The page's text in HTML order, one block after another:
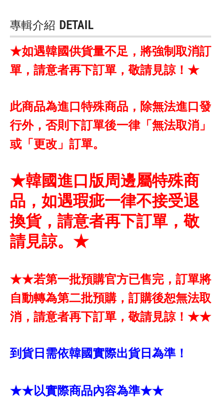
專輯介紹 DETAIL
★如遇韓國供貨量不足，將強制取消訂
單，請意者再下訂單，敬請見諒！★
此商品為進口特殊商品，除無法進口發
行外，否則下訂單後一律「無法取消」
或「更改」訂單。
★韓國進口版周邊屬特殊商
品，如遇瑕疵一律不接受退
換貨，請意者再下訂單，敬
請見諒。★
★★若第一批預購官方已售完，訂單將
自動轉為第二批預購，訂購後恕無法取
消，請意者再下訂單，敬請見諒！★★
到貨日需依韓國實際出貨日為準！
★★以實際商品內容為準★★